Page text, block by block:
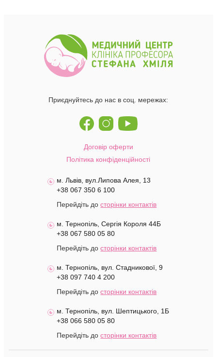
Приєднуйтесь до нас в соц. мережах:
Договір оферти
Політика конфіденційності
м. Львів, вул.Липова Алея, 13
+38 067 350 6 100
Перейдіть досторінки контактів
м. Тернопіль, Сергія Короля 44Б
+38 067 580 05 80
Перейдіть досторінки контактів
м. Тернопіль, вул. Стадникової, 9
+38 097 740 4 200
Перейдіть досторінки контактів
м. Тернопіль, вул. Шептицького, 1Б
+38 066 580 05 80
Перейдіть досторінки контактів